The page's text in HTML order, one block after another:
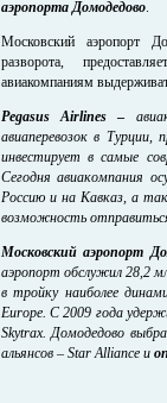
аэропорта Домодедово.
Московский аэропорт
разворота,
авиакомпаниям
Pegasus Airlines–
авиаперевозок в Турции,
инвестирует в самые
Сегодня авиакомпания
Россию и на Кавказ, а
возможность
Московский аэропорт
аэропорт обслужил 28,2
в тройку наиболее
Europe. С 2009 года
Skytrax. Домодедово
альянсов – Star Alliance и